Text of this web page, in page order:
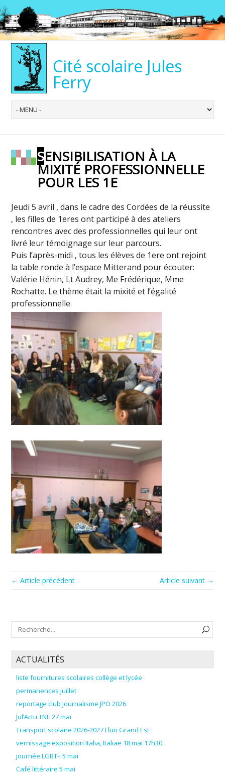
Cité scolaire Jules
Ferry
SENSIBILISATION À LA
MIXITÉ PROFESSIONNELLE
POUR LES 1E
Jeudi 5 avril , dans le cadre des Cordées de la réussite
, les filles de 1eres ont participé à des ateliers
rencontres avec des professionnelles qui leur ont
livré leur témoignage sur leur parcours.
Puis l’après-midi , tous les élèves de 1ere ont rejoint
la table ronde à l’espace Mitterand pour écouter:
Valérie Hénin, Lt Audrey, Me Frédérique, Mme
Rochatte. Le thème était la mixité et l’égalité
professionnelle.
← Article précédent Article suivant →
ACTUALITÉS
liste fournitures scolaires collège et lycée
permanences juillet
reportage club journalisme JPO 2026
Jul’Actu TNE 27 mai
Transport scolaire 2026-2027 Fluo Grand Est
vernissage exposition Italia, Italiae 18 mai 17h30
journée LGBT+ 5 mai
Café littéraire 5 mai